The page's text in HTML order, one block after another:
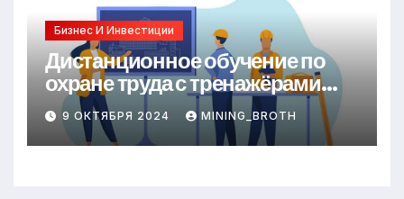
Бизнес И Инвестиции
Дистанционное обучение по
охране труда с тренажёрами
онлайн
9 ОКТЯБРЯ 2024 MINING_BROTH